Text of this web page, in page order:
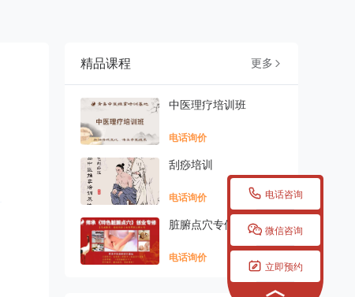
 电话咨询
 微信咨询
 立即预约
精品课程 更多 
中医理疗培训班
电话询价
刮痧培训
电话询价
脏腑点穴专修班
电话询价